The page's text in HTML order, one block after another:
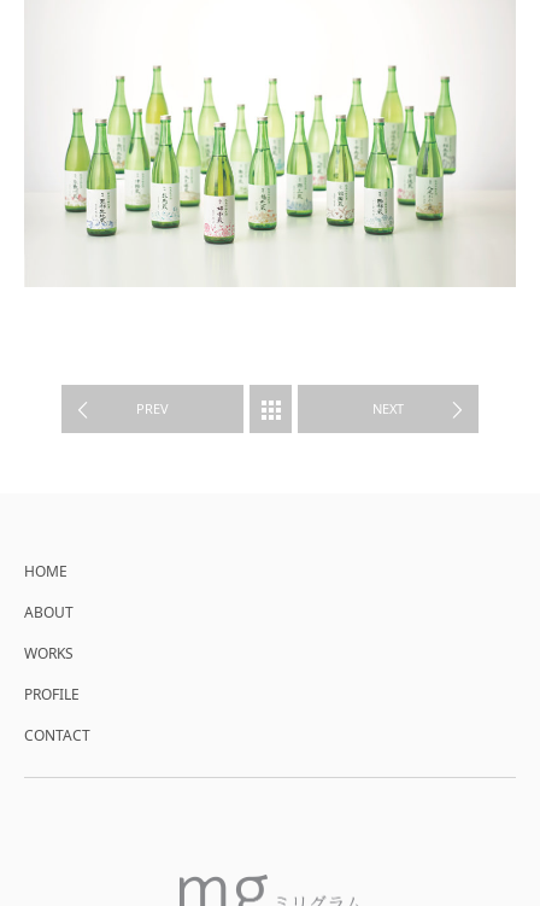
PREV
WORKS NEXT
HOME
ABOUT
WORKS
PROFILE
CONTACT